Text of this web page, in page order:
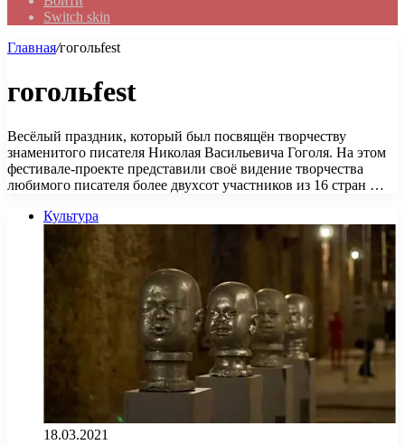
Switch skin
Главная/гогольfest
гогольfest
Весёлый праздник, который был посвящён творчеству
знаменитого писателя Николая Васильевича Гоголя. На этом
фестивале-проекте представили своё видение творчества
любимого писателя более двухсот участников из 16 стран …
Культура
18.03.2021